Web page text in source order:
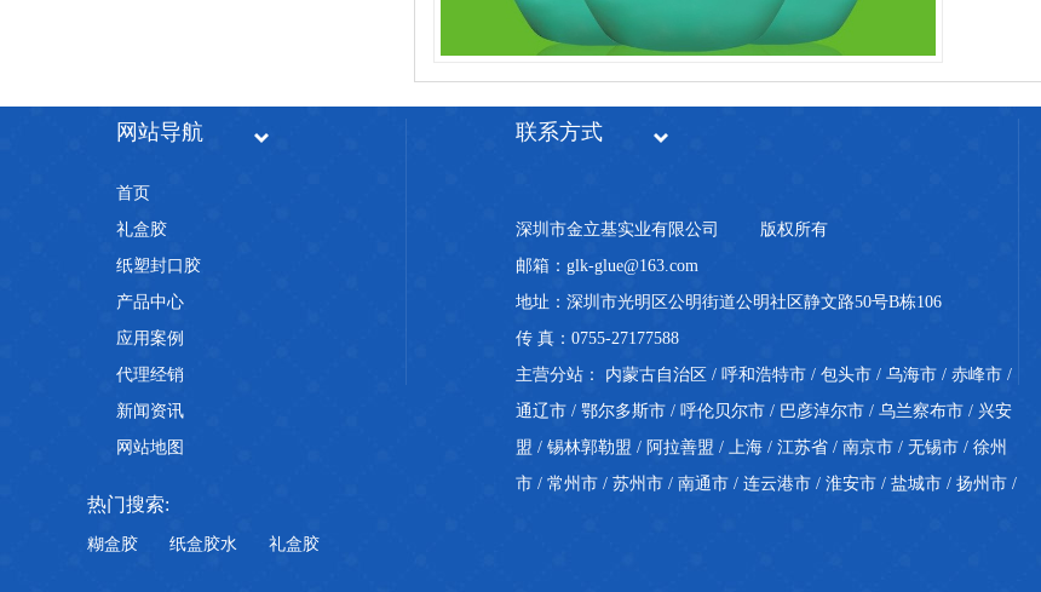
网站导航
首页
礼盒胶
纸塑封口胶
产品中心
应用案例
代理经销
新闻资讯
网站地图
联系方式
深圳市金立基实业有限公司
版权所有
邮箱：glk-glue@163.com
地址：深圳市光明区公明街道公明社区静文路50号B栋106
传 真：0755-27177588
主营分站： 内蒙古自治区 / 呼和浩特市 / 包头市 / 乌海市 / 赤峰市 /
通辽市 / 鄂尔多斯市 / 呼伦贝尔市 / 巴彦淖尔市 / 乌兰察布市 / 兴安
盟 / 锡林郭勒盟 / 阿拉善盟 / 上海 / 江苏省 / 南京市 / 无锡市 / 徐州
市 / 常州市 / 苏州市 / 南通市 / 连云港市 / 淮安市 / 盐城市 / 扬州市 /
热门搜索:
糊盒胶 纸盒胶水 礼盒胶